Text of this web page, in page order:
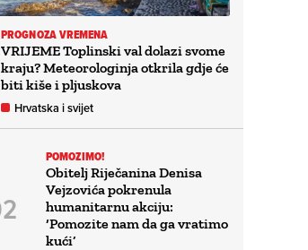
PROGNOZA VREMENA
VRIJEME Toplinski val dolazi svome
kraju? Meteorologinja otkrila gdje će
biti kiše i pljuskova
Hrvatska i svijet
POMOZIMO!
Obitelj Riječanina Denisa
Vejzovića pokrenula
humanitarnu akciju:
‘Pomozite nam da ga vratimo
kući’